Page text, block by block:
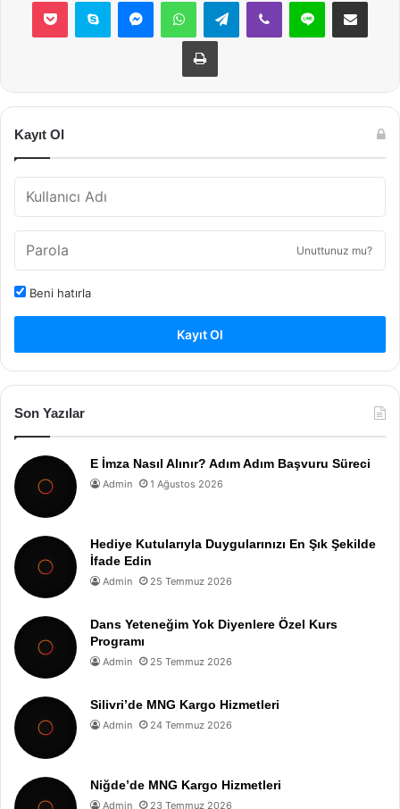
Yazdır
Kayıt Ol
Unuttunuz mu?
Beni hatırla
Kayıt Ol
Son Yazılar
E İmza Nasıl Alınır? Adım Adım Başvuru Süreci
Admin 1 Ağustos 2026
Hediye Kutularıyla Duygularınızı En Şık Şekilde
İfade Edin
Admin 25 Temmuz 2026
Dans Yeteneğim Yok Diyenlere Özel Kurs
Programı
Admin 25 Temmuz 2026
Silivri’de MNG Kargo Hizmetleri
Admin 24 Temmuz 2026
Niğde’de MNG Kargo Hizmetleri
Admin 23 Temmuz 2026